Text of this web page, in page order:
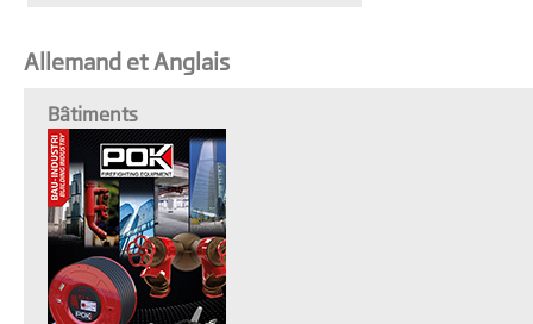
Allemand et Anglais
Bâtiments